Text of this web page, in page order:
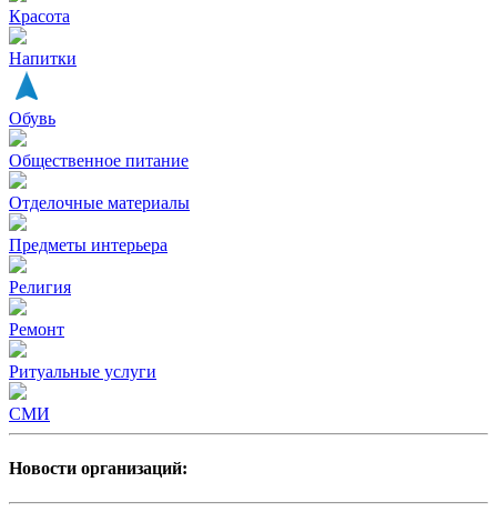
Красота
Напитки
Обувь
Общественное питание
Отделочные материалы
Предметы интерьера
Религия
Ремонт
Ритуальные услуги
СМИ
Новости организаций: